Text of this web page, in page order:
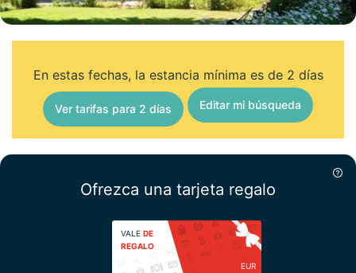
En estas fechas, la estancia mínima es de 2 días
Ver tarifas para 2 días Editar mi búsqueda
Ofrezca una tarjeta regalo
VALE DE
REGALO
EUR